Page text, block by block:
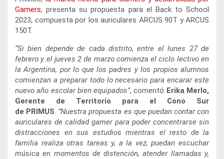
Gamers, presenta su propuesta para el Back to School
2023, compuesta por los auriculares ARCUS 90T y ARCUS
150T.
“Si bien depende de cada distrito, entre el lunes 27 de
febrero y el jueves 2 de marzo comienza el ciclo lectivo en
la Argentina, por lo que los padres y los propios alumnos
comienzan a preparar todo lo necesario para encarar este
nuevo año escolar bien equipados”, comentó Erika Merlo,
Gerente de Territorio para el Cono Sur
de PRIMUS. ”Nuestra propuesta es que puedan contar con
auriculares de calidad gamer para poder concentrarse sin
distracciones en sus estudios mientras el resto de la
familia realiza otras tareas y, a la vez, puedan escuchar
música en momentos de distención, atender llamadas y,